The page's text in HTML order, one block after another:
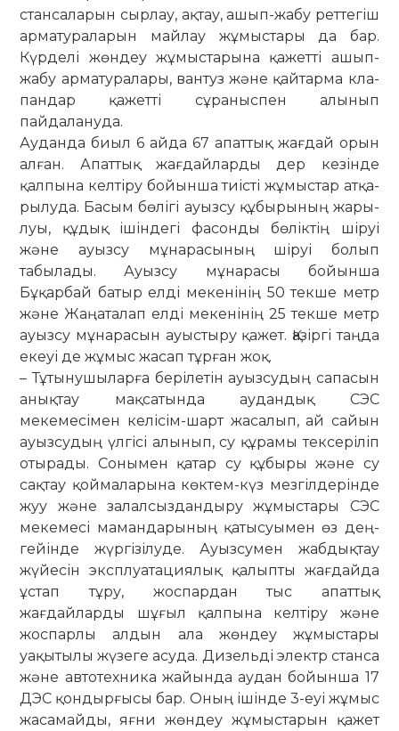
стансаларын сырлау, ақтау, ашып-жабу реттегіш
арматураларын майлау жұмыстары да бар.
Күрделі жөндеу жұ­мыстарына қажетті ашып-
жабу ар­ма­туралары, вантуз және қайтарма кла­
пандар қажетті сұраныспен алынып
пайдалануда.
Ауданда биыл 6 айда 67 апаттық жағдай орын
алған. Апаттық жағ­дай­­ларды дер кезінде
қалпына келтіру бо­йынша тиісті жұмыстар атқа­­
рылуда. Басым бөлігі ауызсу құбырының жа­ры­
луы, құдық ішіндегі фа­сонды бө­ліктің шіруі
және ауызсу мұна­расының шіруі болып
табылады. Ауызсу мұна­расы бойынша
Бұқарбай батыр елді мекенінің 50 текше метр
және Жаңа­талап елді мекенінің 25 текше метр
ауыз­­су мұнарасын ауыстыру қажет. Қа­­зіргі таңда
екеуі де жұмыс жасап тұр­ған жоқ.
– Тұтынушыларға берілетін ауызсу­дың сапасын
анықтау мақсатында аудандық СЭС
мекемесімен келісім-шарт жасалып, ай сайын
ауызсудың үлгісі алынып, су құрамы тексеріліп
отырады. Сонымен қатар су құбыры және су
сақтау қоймаларына көк­тем-күз мезгілдерінде
жуу және за­лал­­сыз­дандыру жұмыстары СЭС
ме­кеме­сі мамандарының қаты­суымен өз дең­
ге­йінде жүргізілуде. Ауызсумен жаб­­дық­тау
жүйесін эксплуатациялық қа­лыпты жағдайда
ұстап тұру, жос­пардан тыс апаттық
жағдайларды шұғыл қалпына келтіру және
жоспарлы алдын ала жөн­деу жұмыстары
уақытылы жүзеге асуда. Дизельді электр станса
және авто­техника жайында аудан бойынша 17
ДЭС қондырғысы бар. Оның ішінде 3-еуі жұмыс
жасамайды, яғни жөндеу жұмыстарын қажет